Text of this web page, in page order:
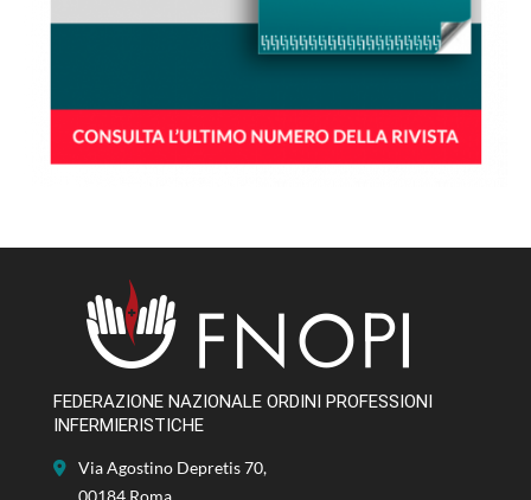
FEDERAZIONE NAZIONALE ORDINI PROFESSIONI
INFERMIERISTICHE
Via Agostino Depretis 70,